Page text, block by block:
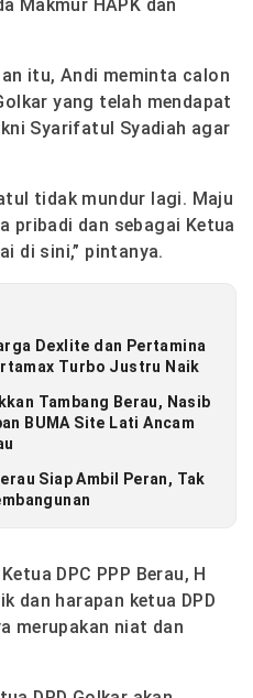
Makmur HAPK dan
itu, Andi meminta calon
yang telah mendapat
Syarifatul Syadiah agar
tidak mundur lagi. Maju
pribadi dan sebagai Ketua
di sini,” pintanya.
Dexlite dan Pertamina
Turbo Justru Naik
Tambang Berau, Nasib
BUMA Site Lati Ancam
Siap Ambil Peran, Tak
DPC PPP Berau, H
dan harapan ketua DPD
merupakan niat dan